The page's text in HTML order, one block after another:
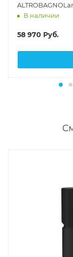
В наличии
58 970 Руб.